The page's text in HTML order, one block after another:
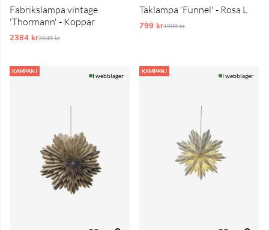
Fabrikslampa vintage
'Thormann' - Koppar
2384 krOrdinarie pris:
2649 kr
Taklampa 'Funnel' - Rosa L
799 krOrdinarie pris:
1999 kr
KAMPANJ
I webblager
KAMPANJ
I webblager